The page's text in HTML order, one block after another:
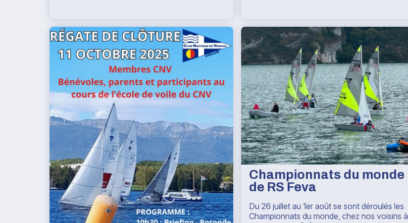
Championnats du monde
de RS Feva
Du 26 juillet au 1er août se sont déroulés les
Championnats du monde, chez nos voisins à